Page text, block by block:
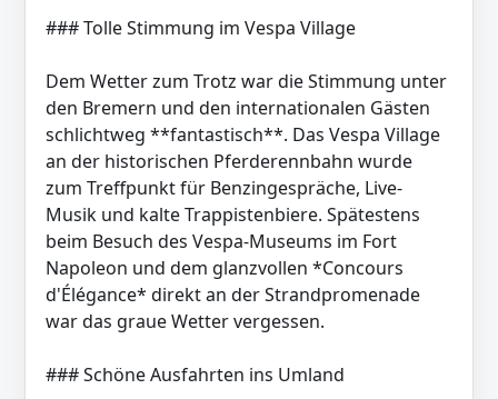
### Tolle Stimmung im Vespa Village
Dem Wetter zum Trotz war die Stimmung unter
den Bremern und den internationalen Gästen
schlichtweg **fantastisch**. Das Vespa Village
an der historischen Pferderennbahn wurde
zum Treffpunkt für Benzingespräche, Live-
Musik und kalte Trappistenbiere. Spätestens
beim Besuch des Vespa-Museums im Fort
Napoleon und dem glanzvollen *Concours
d'Élégance* direkt an der Strandpromenade
war das graue Wetter vergessen.
### Schöne Ausfahrten ins Umland